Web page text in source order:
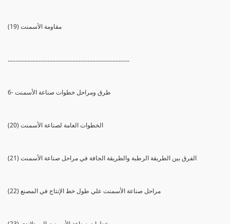
(19) مقاومة الأسمنت
...............................................................................
6- طرق ومراحل خطوات صناعة الأسمنت
(20) الخطوات العامة لصناعة الأسمنت
(21) الفرق بين الطريقة الرطبة والطريقة الجافة في مراحل صناعة الأسمنت
(22) مراحل صناعة الأسمنت علي طول خط الإنتاج في المصنع